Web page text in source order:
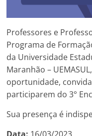
Professores e
Programa de
da Universidade
Maranhão –
oportunidade,
participarem do 3°
Sua presença é